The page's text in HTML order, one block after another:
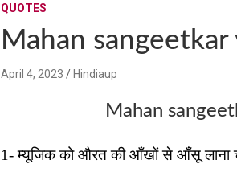
QUOTES
Mahan
April 4, 2023 Hindiaup
Mahan
1- म्यूजिक को औरत की आँखों से आँसू लाना